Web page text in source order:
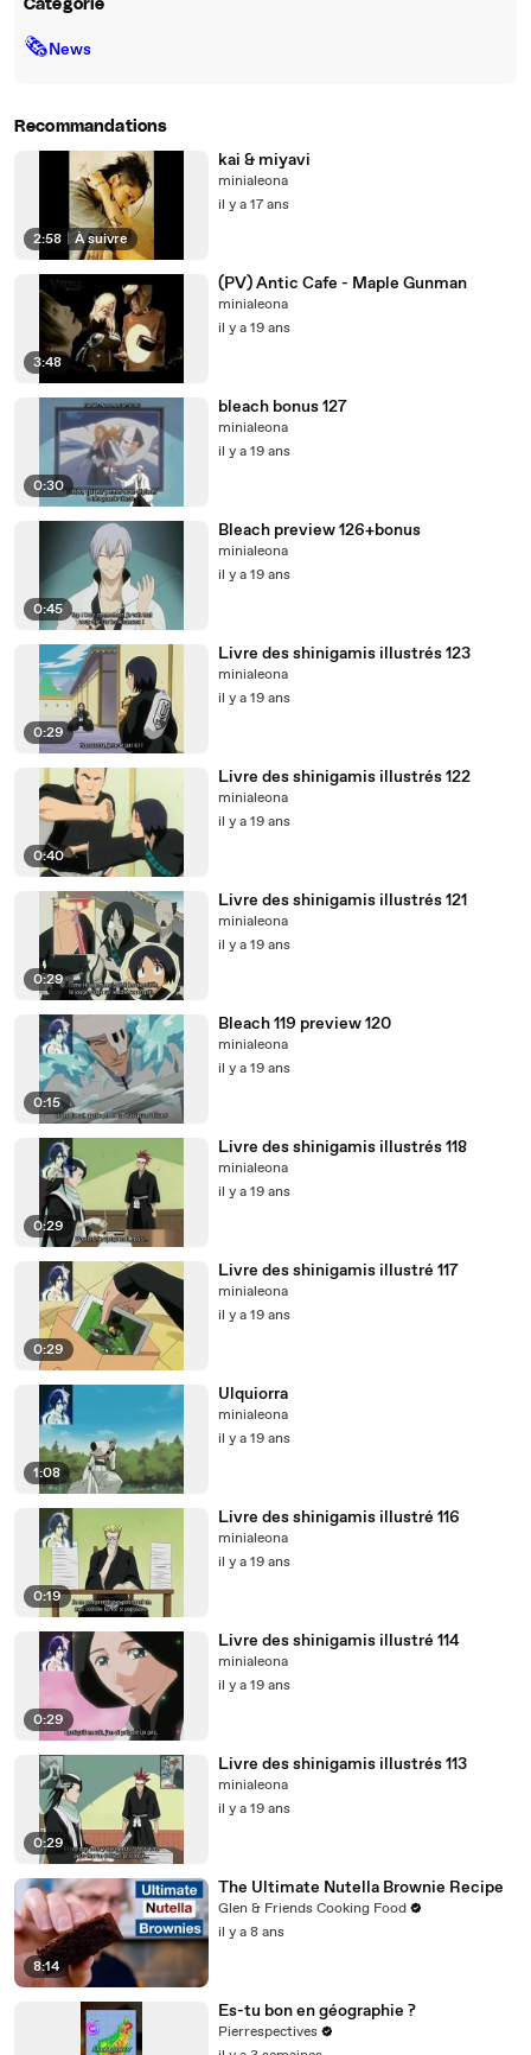
Catégorie
🗞News
Recommandations
2:58 À suivre
kai & miyavi
minialeona
il y a 17 ans
3:48
(PV) Antic Cafe - Maple Gunman
minialeona
il y a 19 ans
0:30
bleach bonus 127
minialeona
il y a 19 ans
0:45
Bleach preview 126+bonus
minialeona
il y a 19 ans
0:29
Livre des shinigamis illustrés 123
minialeona
il y a 19 ans
0:40
Livre des shinigamis illustrés 122
minialeona
il y a 19 ans
0:29
Livre des shinigamis illustrés 121
minialeona
il y a 19 ans
0:15
Bleach 119 preview 120
minialeona
il y a 19 ans
0:29
Livre des shinigamis illustrés 118
minialeona
il y a 19 ans
0:29
Livre des shinigamis illustré 117
minialeona
il y a 19 ans
1:08
Ulquiorra
minialeona
il y a 19 ans
0:19
Livre des shinigamis illustré 116
minialeona
il y a 19 ans
0:29
Livre des shinigamis illustré 114
minialeona
il y a 19 ans
0:29
Livre des shinigamis illustrés 113
minialeona
il y a 19 ans
8:14
The Ultimate Nutella Brownie Recipe
Glen & Friends Cooking Food
il y a 8 ans
Es-tu bon en géographie ?
Pierrespectives